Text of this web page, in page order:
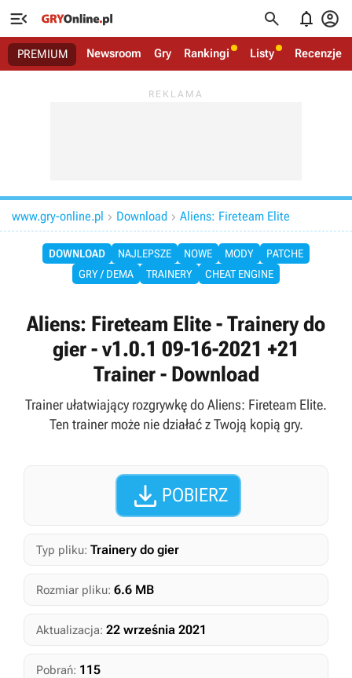
   
PREMIUM Newsroom Gry Rankingi Listy Recenzje
www.gry-online.pl  Download  Aliens: Fireteam Elite
DOWNLOAD NAJLEPSZE NOWE MODY
PATCHE
GRY / DEMA
TRAINERY CHEAT ENGINE
Aliens: Fireteam Elite - Trainery do
gier - v1.0.1 09-16-2021 +21
Trainer - Download
Trainer ułatwiający rozgrywkę do Aliens: Fireteam Elite.
Ten trainer może nie działać z Twoją kopią gry.
 POBIERZ
Typ pliku: Trainery do gier
Rozmiar pliku: 6.6 MB
Aktualizacja: 22 września 2021
Pobrań: 115